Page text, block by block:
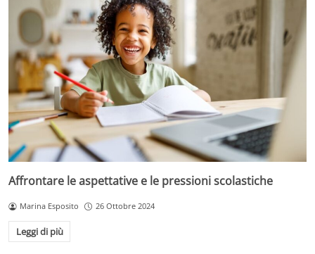
Affrontare le aspettative e le pressioni scolastiche
Marina Esposito 26 Ottobre 2024
Leggi di più